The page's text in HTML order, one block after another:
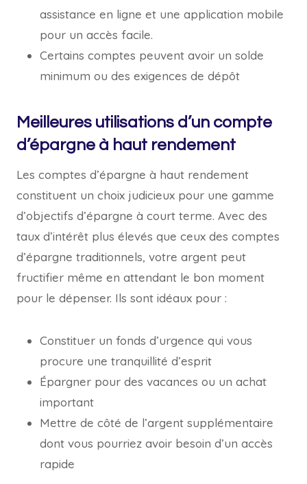
assistance en ligne et une application mobile
pour un accès facile.
Certains comptes peuvent avoir un solde
minimum ou des exigences de dépôt
Meilleures utilisations d’un compte
d’épargne à haut rendement
Les comptes d’épargne à haut rendement
constituent un choix judicieux pour une gamme
d’objectifs d’épargne à court terme. Avec des
taux d’intérêt plus élevés que ceux des comptes
d’épargne traditionnels, votre argent peut
fructifier même en attendant le bon moment
pour le dépenser. Ils sont idéaux pour :
Constituer un fonds d’urgence qui vous
procure une tranquillité d’esprit
Épargner pour des vacances ou un achat
important
Mettre de côté de l’argent supplémentaire
dont vous pourriez avoir besoin d’un accès
rapide